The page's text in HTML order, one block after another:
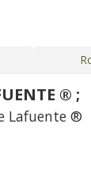
® ;
Lafuente ®